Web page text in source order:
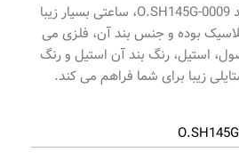
ساعت اورینتال مردانه کد O.SH145G-0009، ساعتی بسیار زیبا
از نوع کلاسیک بوده و جنس بند آن، فلزی می
استیل، رنگ بند آن استیل و رنگ
زیبا برای شما فراهم می کند.